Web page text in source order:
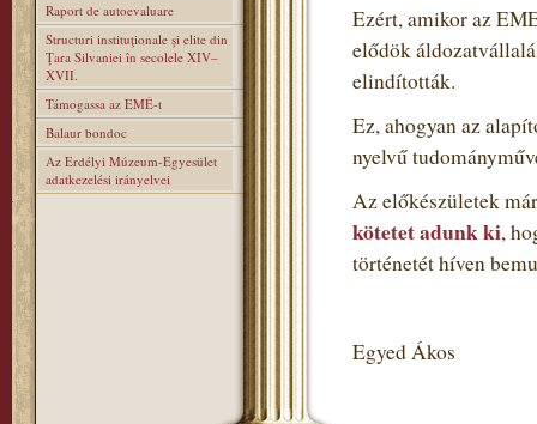
Raport de autoevaluare
Structuri instituţionale şi elite din
Ţara Silvaniei în secolele XIV–
XVII.
Támogassa az EMÉ-t
Balaur bondoc
Az Erdélyi Múzeum-Egyesület
adatkezelési irányelvei
Ezért, amikor az
elődök
elindították.
Ez, ahogyan az
nyelvű
Az előkészületek
kötetet adunk ki,
történetét híven
Egyed Ákos